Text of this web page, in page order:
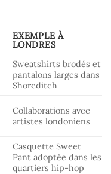
EXEMPLE À
LONDRES
Sweatshirts brodés et
pantalons larges dans
Shoreditch
Collaborations avec
artistes londoniens
Casquette Sweet
Pant adoptée dans les
quartiers hip-hop